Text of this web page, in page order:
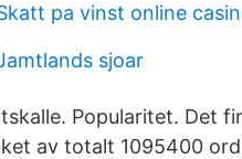
pa vinst online
sjoar
Popularitet. Det
av totalt 1095400